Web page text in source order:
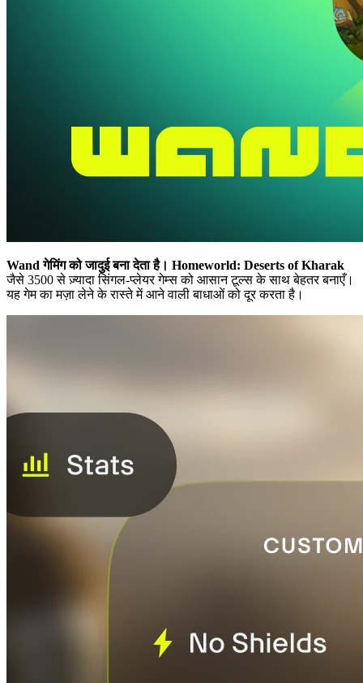
Wand गेमिंग को जादुई बना देता है। Homeworld: Deserts of Kharak
जैसे 3500 से ज़्यादा सिंगल-प्लेयर गेम्स को आसान टूल्स के साथ बेहतर बनाएँ।
यह गेम का मज़ा लेने के रास्ते में आने वाली बाधाओं को दूर करता है।